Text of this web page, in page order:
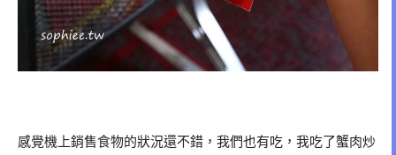
感覺機上銷售食物的狀況還不錯，我們也有吃，我吃了蟹肉炒